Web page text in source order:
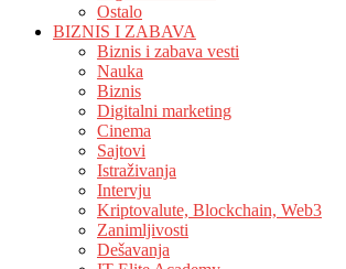
Ostalo
BIZNIS I ZABAVA
Biznis i zabava vesti
Nauka
Biznis
Digitalni marketing
Cinema
Sajtovi
Istraživanja
Intervju
Kriptovalute, Blockchain, Web3
Zanimljivosti
Dešavanja